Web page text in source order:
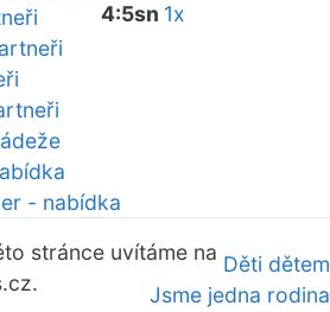
- nabídka
Děti dětem
Jsme jedna rodina
4:5sn 1x
stránce uvítáme na